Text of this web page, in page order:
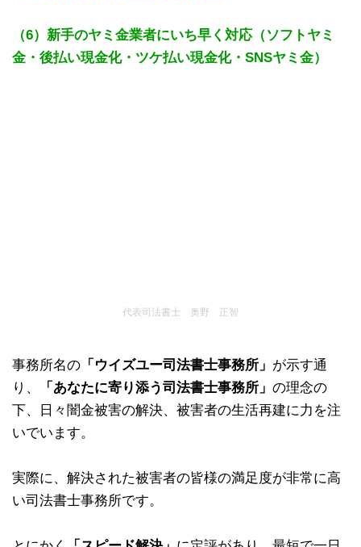
（6）新手のヤミ金業者にいち早く対応（ソフトヤミ
金・後払い現金化・ツケ払い現金化・SNSヤミ金）
代表司法書士 奥野 正智
事務所名の 「ウイズユー司法書士事務所」 が示す通
り、
「あなたに寄り添う司法書士事務所」 の理念の
下、日々闇金被害の解決、被害者の生活再建に力を注
いでいます。
実際に、解決された被害者の皆様の満足度が非常に高
い司法書士事務所です。